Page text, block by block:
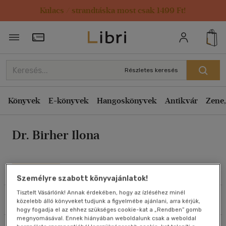
Kulacs / strandtáska most csak 1499 Ft!
Törzsvásárlói Kártya adatai
Részletes keresés
Könyvek E-könyvek Hangoskönyvek Antikvár
Dr. Birher Ilona
Művei
Szűrés Rendezés
Rendezés
Kiadás éve szerint csökkenő
Ár szerint csökkenő
Eladott darabszám szerint csökkenő
Cím szerint A-Z
Szerző szerint A-Z
Megjelenítés
Személyre szabott könyvajánlatok!
Tisztelt Vásárlónk! Annak érdekében, hogy az ízléséhez minél
közelebb álló könyveket tudjunk a figyelmébe ajánlani, arra kérjük,
hogy fogadja el az ehhez szükséges cookie-kat a „Rendben” gomb
megnyomásával. Ennek hiányában weboldalunk csak a weboldal